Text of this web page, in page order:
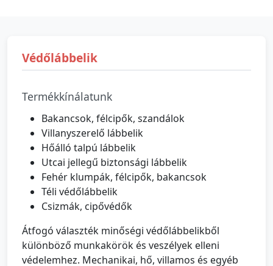
Védőlábbelik
Termékkínálatunk
Bakancsok, félcipők, szandálok
Villanyszerelő lábbelik
Hőálló talpú lábbelik
Utcai jellegű biztonsági lábbelik
Fehér klumpák, félcipők, bakancsok
Téli védőlábbelik
Csizmák, cipővédők
Átfogó választék minőségi védőlábbelikből
különböző munkakörök és veszélyek elleni
védelemhez. Mechanikai, hő, villamos és egyéb